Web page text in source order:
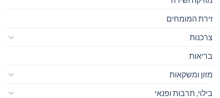
זירת המומחים
צרכנות
בריאות
מזון ומשקאות
בילוי, תרבות ופנאי